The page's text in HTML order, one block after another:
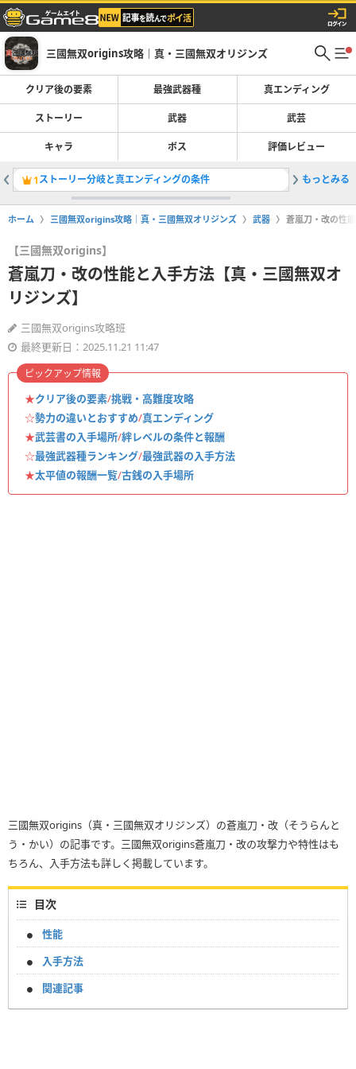
三國無双origins攻略｜真・三國無双オリジンズ
クリア後の要素 最強武器種 真エンディング
ストーリー 武器 武芸
キャラ ボス 評価レビュー
1ストーリー分岐と真エンディングの条件 2劉備ル
もっとみる
ホーム 三國無双origins攻略｜真・三國無双オリジンズ 武器 蒼嵐刀・改の性
【三國無双origins】
蒼嵐刀・改の性能と入手方法【真・三國無双オ
リジンズ】
三國無双origins攻略班
最終更新日：2025.11.21 11:47
★クリア後の要素/挑戦・高難度攻略
☆勢力の違いとおすすめ/真エンディング
★武芸書の入手場所/絆レベルの条件と報酬
☆最強武器種ランキング/最強武器の入手方法
★太平値の報酬一覧/古銭の入手場所
ピックアップ情報
三國無双origins（真・三國無双オリジンズ）の蒼嵐刀・改（そうらんと
う・かい）の記事です。三國無双origins蒼嵐刀・改の攻撃力や特性はも
ちろん、入手方法も詳しく掲載しています。
目次
性能
入手方法
関連記事